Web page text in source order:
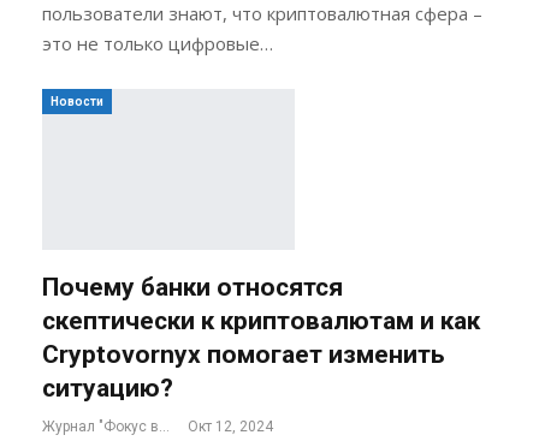
пользователи знают, что криптовалютная сфера –
это не только цифровые…
Новости
Почему банки относятся
скептически к криптовалютам и как
Cryptovornyx помогает изменить
ситуацию?
Журнал "Фокус внимания" Окт 12, 2024